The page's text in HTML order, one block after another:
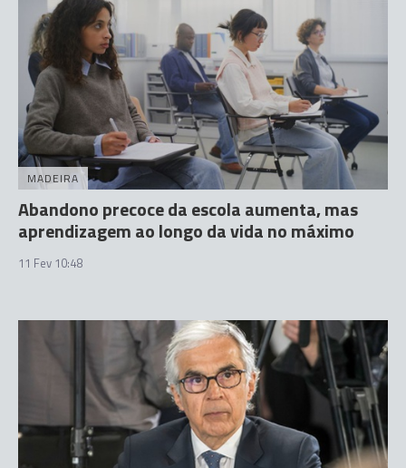
MADEIRA
Abandono precoce da escola aumenta, mas
aprendizagem ao longo da vida no máximo
11 Fev 10:48